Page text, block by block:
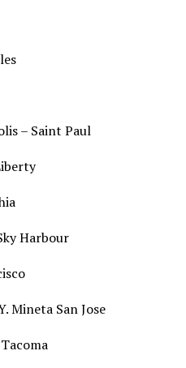
– Saint Paul
Harbour
Mineta San Jose